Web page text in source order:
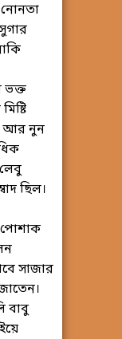
নোনতা
ভক্ত
আর নুন
ছিল।
পোশাক
সাজার
বাবু